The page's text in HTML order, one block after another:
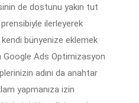
de dostunu yakın tut
prensibiyle ilerleyerek
bünyenize eklemek
Google Ads Optimizasyon
adını da anahtar
yapmanıza izin